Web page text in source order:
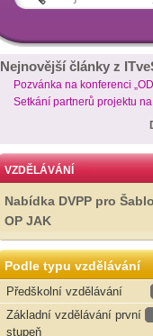
Nejnovější články z
Pozvánka na konferenci
Setkání partnerů projektu
VZDĚLÁVÁNÍ
Nabídka DVPP pro
OP JAK
Podle typu vzdělávání
Předškolní vzdělávání
Základní vzdělávání první
stupeň